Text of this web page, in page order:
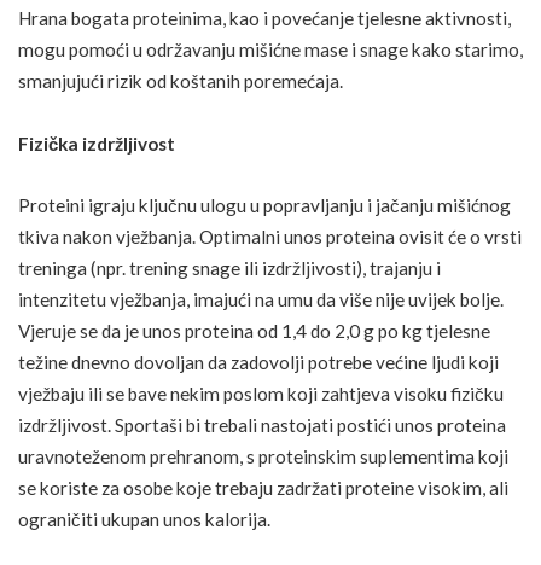
Hrana bogata proteinima, kao i povećanje tjelesne aktivnosti,
mogu pomoći u održavanju mišićne mase i snage kako starimo,
smanjujući rizik od koštanih poremećaja.
Fizička izdržljivost
Proteini igraju ključnu ulogu u popravljanju i jačanju mišićnog
tkiva nakon vježbanja. Optimalni unos proteina ovisit će o vrsti
treninga (npr. trening snage ili izdržljivosti), trajanju i
intenzitetu vježbanja, imajući na umu da više nije uvijek bolje.
Vjeruje se da je unos proteina od 1,4 do 2,0 g po kg tjelesne
težine dnevno dovoljan da zadovolji potrebe većine ljudi koji
vježbaju ili se bave nekim poslom koji zahtjeva visoku fizičku
izdržljivost. Sportaši bi trebali nastojati postići unos proteina
uravnoteženom prehranom, s proteinskim suplementima koji
se koriste za osobe koje trebaju zadržati proteine ​​visokim, ali
ograničiti ukupan unos kalorija.